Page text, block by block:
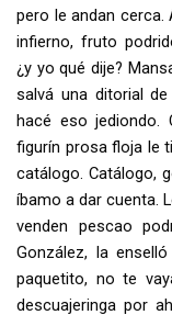
pero le andan cerca.
infierno, fruto
¿y yo qué dije?
salvá una ditorial
hacé eso jediondo.
figurín prosa floja le
catálogo. Catálogo,
íbamo a dar cuenta.
venden pescao
González, la
paquetito, no te
descuajeringa por